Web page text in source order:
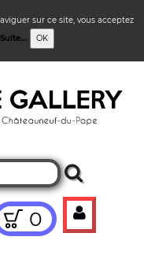
sur ce site, vous acceptez
Suite... OK
0